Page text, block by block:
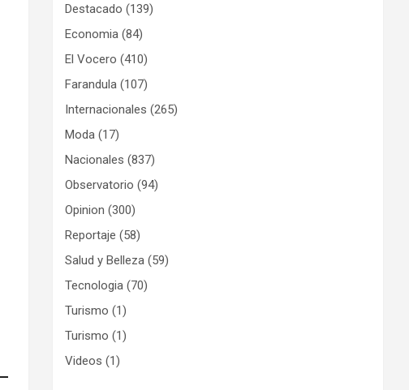
Destacado (139)
Economia (84)
El Vocero (410)
Farandula (107)
Internacionales (265)
Moda (17)
Nacionales (837)
Observatorio (94)
Opinion (300)
Reportaje (58)
Salud y Belleza (59)
Tecnologia (70)
Turismo (1)
Turismo (1)
Videos (1)